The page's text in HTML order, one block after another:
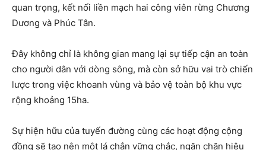
quan trọng, kết nối liền mạch hai công viên rừng Chương
Dương và Phúc Tân.
Đây không chỉ là không gian mang lại sự tiếp cận an toàn
cho người dân với dòng sông, mà còn sở hữu vai trò chiến
lược trong việc khoanh vùng và bảo vệ toàn bộ khu vực
rộng khoảng 15ha.
Sự hiện hữu của tuyến đường cùng các hoạt động cộng
đồng sẽ tạo nên một lá chắn vững chắc, ngăn chặn hiệu